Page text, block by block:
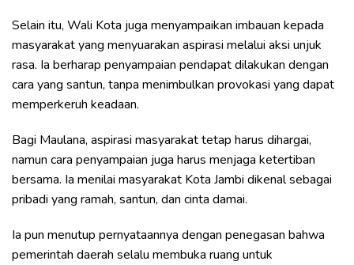
Selain itu, Wali Kota juga menyampaikan imbauan kepada
masyarakat yang menyuarakan aspirasi melalui aksi unjuk
rasa. Ia berharap penyampaian pendapat dilakukan dengan
cara yang santun, tanpa menimbulkan provokasi yang dapat
memperkeruh keadaan.
Bagi Maulana, aspirasi masyarakat tetap harus dihargai,
namun cara penyampaian juga harus menjaga ketertiban
bersama. Ia menilai masyarakat Kota Jambi dikenal sebagai
pribadi yang ramah, santun, dan cinta damai.
Ia pun menutup pernyataannya dengan penegasan bahwa
pemerintah daerah selalu membuka ruang untuk